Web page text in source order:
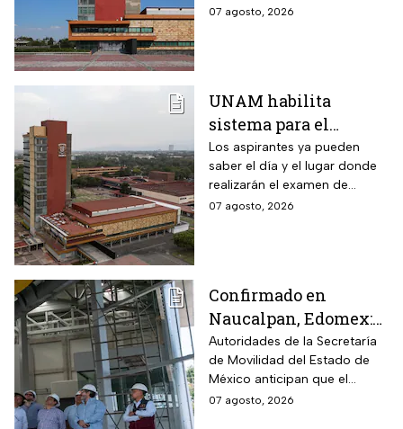
Licenciatura luego de
07 agosto, 2026
UNAM habilita
sistema para el
examen de control: así
puedes consultar
fecha, hora y sede
Los aspirantes ya pueden
saber el día y el lugar donde
realizarán el examen de
control de forma presencial
07 agosto, 2026
Confirmado en
Naucalpan, Edomex:
la Línea 3 del
Mexicable llega al
71,4% de avance y
anuncian cuándo
Autoridades de la Secretaría
de Movilidad del Estado de
México anticipan que el
transporte teleférico reducirá
07 agosto, 2026